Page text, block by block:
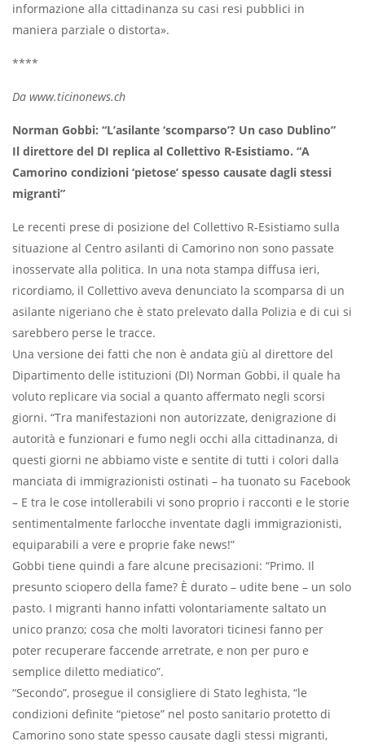
informazione alla cittadinanza su casi resi pubblici in
maniera parziale o distorta».
****
Da www.ticinonews.ch
Norman Gobbi: “L’asilante ‘scomparso’? Un caso Dublino”
Il direttore del DI replica al Collettivo R-Esistiamo. “A
Camorino condizioni ‘pietose’ spesso causate dagli stessi
migranti”
Le recenti prese di posizione del Collettivo R-Esistiamo sulla
situazione al Centro asilanti di Camorino non sono passate
inosservate alla politica. In una nota stampa diffusa ieri,
ricordiamo, il Collettivo aveva denunciato la scomparsa di un
asilante nigeriano che è stato prelevato dalla Polizia e di cui si
sarebbero perse le tracce.
Una versione dei fatti che non è andata giù al direttore del
Dipartimento delle istituzioni (DI) Norman Gobbi, il quale ha
voluto replicare via social a quanto affermato negli scorsi
giorni. “Tra manifestazioni non autorizzate, denigrazione di
autorità e funzionari e fumo negli occhi alla cittadinanza, di
questi giorni ne abbiamo viste e sentite di tutti i colori dalla
manciata di immigrazionisti ostinati – ha tuonato su Facebook
– E tra le cose intollerabili vi sono proprio i racconti e le storie
sentimentalmente farlocche inventate dagli immigrazionisti,
equiparabili a vere e proprie fake news!”
Gobbi tiene quindi a fare alcune precisazioni: “Primo. Il
presunto sciopero della fame? È durato – udite bene – un solo
pasto. I migranti hanno infatti volontariamente saltato un
unico pranzo; cosa che molti lavoratori ticinesi fanno per
poter recuperare faccende arretrate, e non per puro e
semplice diletto mediatico”.
“Secondo”, prosegue il consigliere di Stato leghista, “le
condizioni definite “pietose” nel posto sanitario protetto di
Camorino sono state spesso causate dagli stessi migranti,